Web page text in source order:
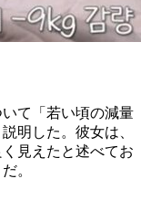
て「若い頃の減量
明した。彼女は、
見えたと述べてお
。